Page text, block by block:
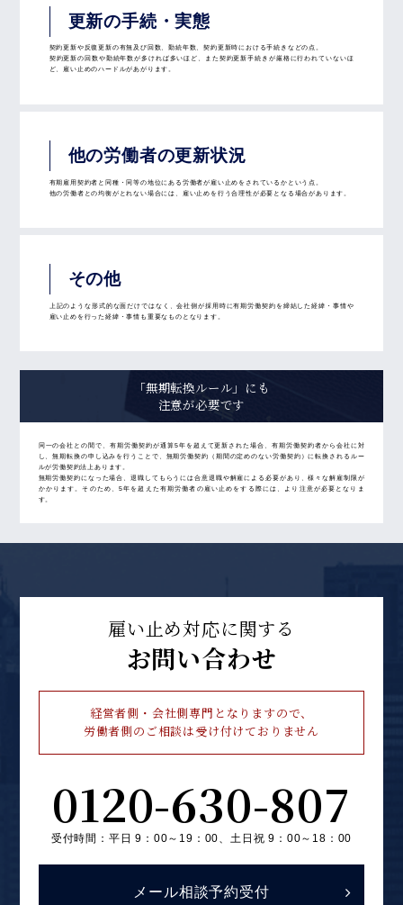
更新の手続・実態
契約更新や反復更新の有無及び回数、勤続年数、契約更新時における手続きなどの点。
契約更新の回数や勤続年数が多ければ多いほど、また契約更新手続きが厳格に行われていないほ
ど、雇い止めのハードルがあがります。
他の労働者の更新状況
有期雇用契約者と同種・同等の地位にある労働者が雇い止めをされているかという点。
他の労働者との均衡がとれない場合には、雇い止めを行う合理性が必要となる場合があります。
その他
上記のような形式的な面だけではなく、会社側が採用時に有期労働契約を締結した経緯・事情や
雇い止めを行った経緯・事情も重要なものとなります。
「無期転換ルール」にも
注意が必要です
同一の会社との間で、有期労働契約が通算5年を超えて更新された場合、有期労働契約者から会社に対
し、無期転換の申し込みを行うことで、無期労働契約（期間の定めのない労働契約）に転換されるルー
ルが労働契約法上あります。
無期労働契約になった場合、退職してもらうには合意退職や解雇による必要があり、様々な解雇制限が
かかります。そのため、5年を超えた有期労働者の雇い止めをする際には、より注意が必要となりま
す。
雇い止め対応に関する
お問い合わせ
経営者側・会社側専門となりますので、
労働者側のご相談は受け付けておりません
0120-630-807
受付時間：平日 9：00～19：00、 土日祝 9：00～18：00
メール相談予約受付